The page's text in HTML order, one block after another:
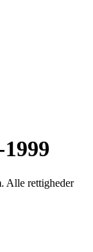
Alle rettigheder